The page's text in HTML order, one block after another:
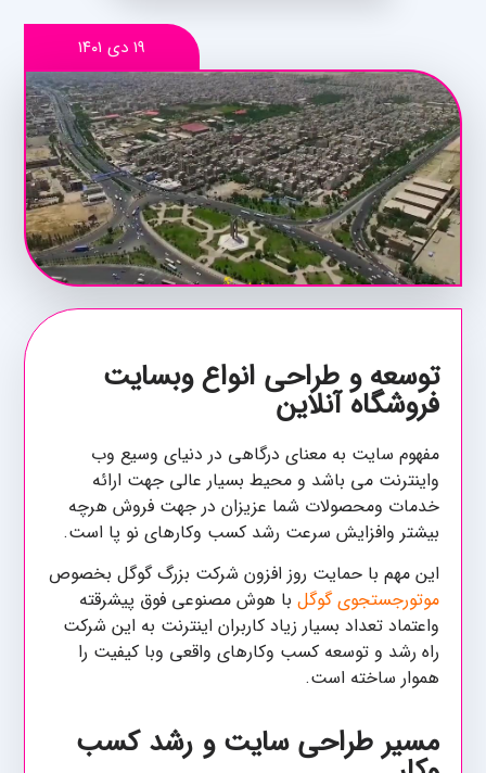
۱۹ دی ۱۴۰۱
توسعه و طراحی انواع وبسایت
فروشگاه آنلاین
مفهوم سایت به معنای درگاهی در دنیای وسیع وب
واینترنت می باشد و محیط بسیار عالی جهت ارائه
خدمات ومحصولات شما عزیزان در جهت فروش هرچه
بیشتر وافزایش سرعت رشد کسب وکارهای نو پا است.
این مهم با حمایت روز افزون شرکت بزرگ گوگل بخصوص
موتورجستجوی گوگل با هوش مصنوعی فوق پیشرقته
واعتماد تعداد بسیار زیاد کاربران اینترنت به این شرکت
راه رشد و توسعه کسب وکارهای واقعی وبا کیفیت را
هموار ساخته است.
مسیر طراحی سایت و رشد کسب